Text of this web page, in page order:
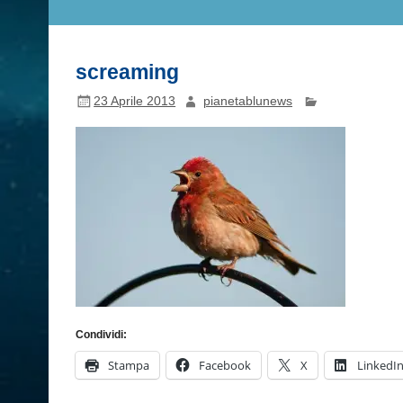
screaming
23 Aprile 2013 pianetablunews
Condividi:
Stampa Facebook X LinkedIn